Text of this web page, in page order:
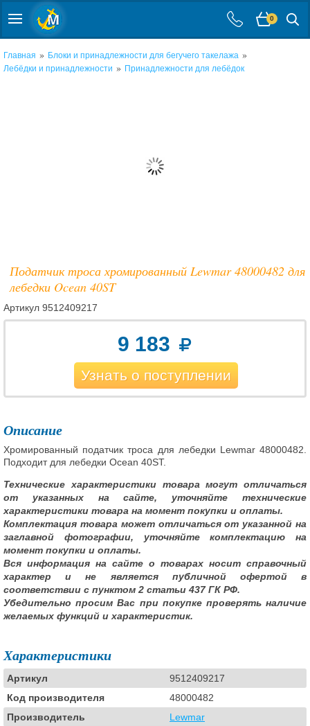
0
Главная » Блоки и принадлежности для бегучего такелажа »
Лебёдки и принадлежности » Принадлежности для лебёдок
Податчик троса хромированный Lewmar 48000482 для
лебедки Ocean 40ST
Артикул 9512409217
9 183
Узнать о поступлении
Описание
Хромированный податчик троса для лебедки Lewmar 48000482.
Подходит для лебедки Ocean 40ST.
Технические характеристики товара могут отличаться
от указанных на сайте, уточняйте технические
характеристики товара на момент покупки и оплаты.
Комплектация товара может отличаться от указанной на
заглавной фотографии, уточняйте комплектацию на
момент покупки и оплаты.
Вся информация на сайте о товарах носит справочный
характер и не является публичной офертой в
соответствии с пунктом 2 статьи 437 ГК РФ.
Убедительно просим Вас при покупке проверять наличие
желаемых функций и характеристик.
Характеристики
Артикул
9512409217
Код производителя
48000482
Производитель
Lewmar